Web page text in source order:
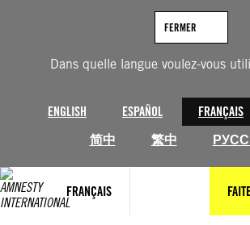
Dans quelle langue voulez-vous
ENGLISH ESPAÑOL FRANÇAIS
简中
繁中
FERMER
FRANÇAIS